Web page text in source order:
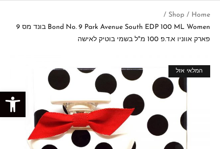
פתח סרגל נגישות
Home
/
Shop
/
Bond No. 9 Park Avenue South EDP 100 ML Women בונד מס 9
פארק אווניו א.ד.פ 100 מ"ל בשמי בוטיק לאישה
מבצע!
המלאי אזל